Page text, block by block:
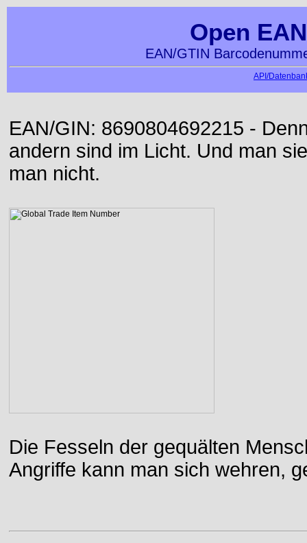
Open
EAN/GTIN
API/
EAN/GIN: 8690804692215 -
andern sind im Licht. Und man
man nicht.
Die Fesseln der gequälten
Angriffe kann man sich wehren,